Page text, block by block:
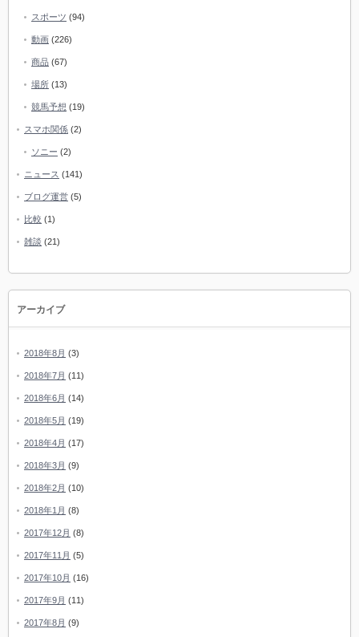
スポーツ (94)
動画 (226)
商品 (67)
場所 (13)
競馬予想 (19)
スマホ関係 (2)
ソニー (2)
ニュース (141)
ブログ運営 (5)
比較 (1)
雑談 (21)
アーカイブ
2018年8月 (3)
2018年7月 (11)
2018年6月 (14)
2018年5月 (19)
2018年4月 (17)
2018年3月 (9)
2018年2月 (10)
2018年1月 (8)
2017年12月 (8)
2017年11月 (5)
2017年10月 (16)
2017年9月 (11)
2017年8月 (9)